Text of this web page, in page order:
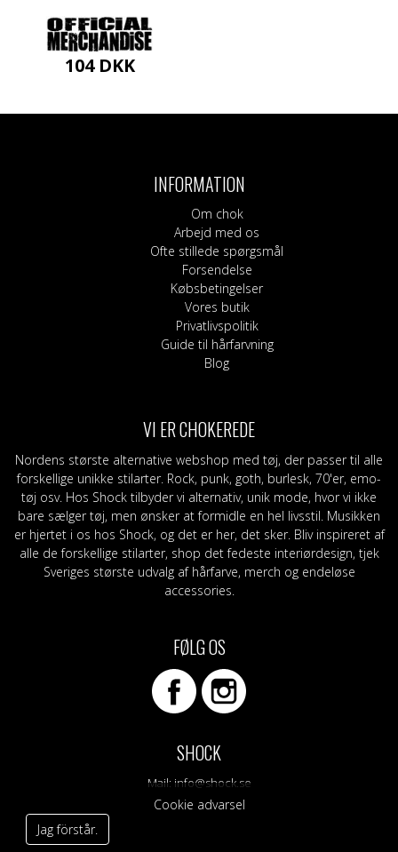
104 DKK
INFORMATION
Om chok
Arbejd med os
Ofte stillede spørgsmål
Forsendelse
Købsbetingelser
Vores butik
Privatlivspolitik
Guide til hårfarvning
Blog
VI ER CHOKEREDE
Nordens største alternative webshop med tøj, der passer til alle
forskellige unikke stilarter. Rock, punk, goth, burlesk, 70'er, emo-
tøj osv. Hos Shock tilbyder vi alternativ, unik mode, hvor vi ikke
bare sælger tøj, men ønsker at formidle en hel livsstil. Musikken
er hjertet i os hos Shock, og det er her, det sker. Bliv inspireret af
alle de forskellige stilarter, shop det fedeste interiørdesign, tjek
Sveriges største udvalg af hårfarve, merch og endeløse
accessories.
FØLG OS
SHOCK
Mail: info@shock.se
Cookie advarsel
Jag förstår.